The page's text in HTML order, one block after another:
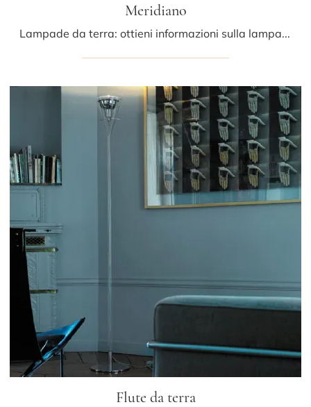
Meridiano
Lampade da terra: ottieni informazioni sulla lampada Meridiano in vetro che ti consigliamo.
Flute da terra